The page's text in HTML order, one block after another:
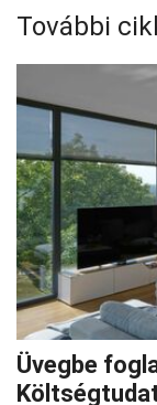
További
Üvegbe